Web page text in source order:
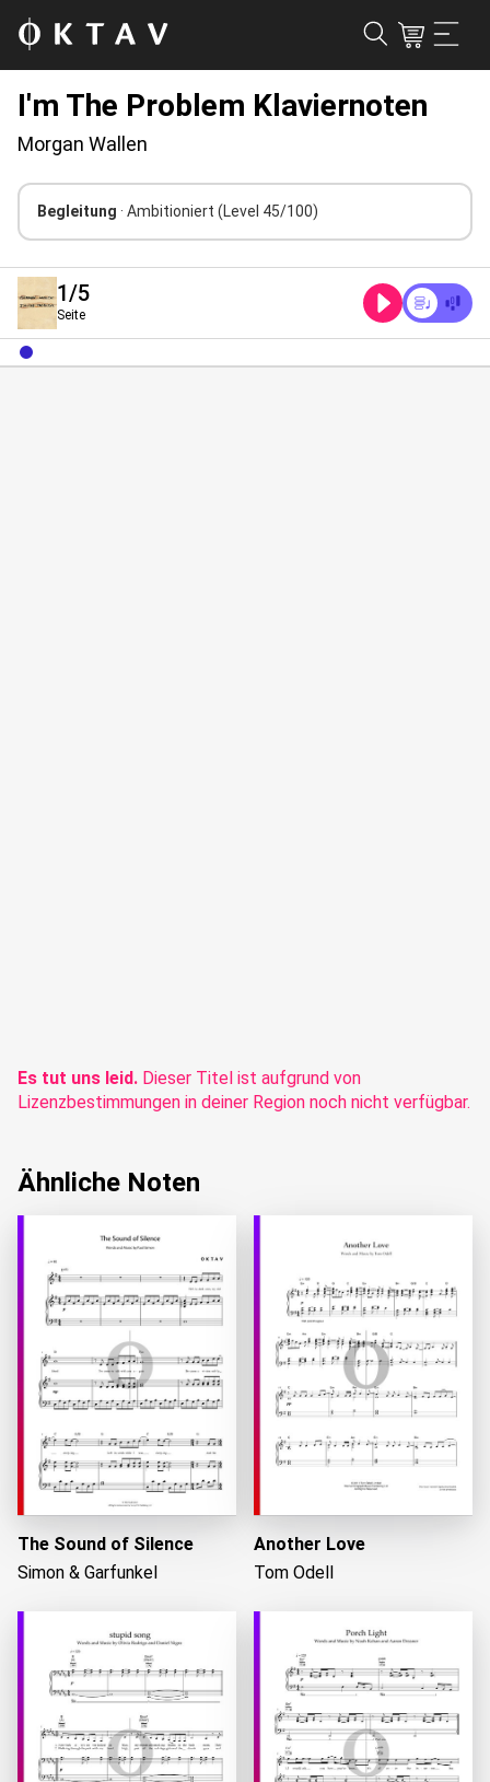
I'm The Problem Klaviernoten
Morgan Wallen
Begleitung · Ambitioniert (Level 45/100)
1/5
Seite
Es tut uns leid. Dieser Titel ist aufgrund von
Lizenzbestimmungen in deiner Region noch nicht verfügbar.
Ähnliche Noten
The Sound of Silence
Simon & Garfunkel
Another Love
Tom Odell